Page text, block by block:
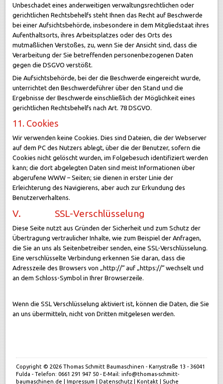
Unbeschadet eines anderweitigen verwaltungsrechtlichen oder
gerichtlichen Rechtsbehelfs steht Ihnen das Recht auf Beschwerde
bei einer Aufsichtsbehörde, insbesondere in dem Mitgliedstaat ihres
Aufenthaltsorts, ihres Arbeitsplatzes oder des Orts des
mutmaßlichen Verstoßes, zu, wenn Sie der Ansicht sind, dass die
Verarbeitung der Sie betreffenden personenbezogenen Daten
gegen die DSGVO verstößt.
Die Aufsichtsbehörde, bei der die Beschwerde eingereicht wurde,
unterrichtet den Beschwerdeführer über den Stand und die
Ergebnisse der Beschwerde einschließlich der Möglichkeit eines
gerichtlichen Rechtsbehelfs nach Art. 78 DSGVO.
11. Cookies
Wir verwenden keine Cookies. Dies sind Dateien, die der Webserver
auf dem PC des Nutzers ablegt, über die der Benutzer, sofern die
Cookies nicht gelöscht wurden, im Folgebesuch identifiziert werden
kann; die dort abgelegten Daten sind meist Informationen über
abgerufene WWW – Seiten; sie dienen in erster Linie der
Erleichterung des Navigierens, aber auch zur Erkundung des
Benutzerverhaltens.
V. SSL-Verschlüsselung
Diese Seite nutzt aus Gründen der Sicherheit und zum Schutz der
Übertragung vertraulicher Inhalte, wie zum Beispiel der Anfragen,
die Sie an uns als Seitenbetreiber senden, eine SSL-Verschlüsselung.
Eine verschlüsselte Verbindung erkennen Sie daran, dass die
Adresszeile des Browsers von „http://“ auf „https://“ wechselt und
an dem Schloss-Symbol in Ihrer Browserzeile.
Wenn die SSL Verschlüsselung aktiviert ist, können die Daten, die Sie
an uns übermitteln, nicht von Dritten mitgelesen werden.
Copyright © 2026 Thomas Schmitt Baumaschinen - Karrystraße 13 - 36041
Fulda - Telefon: 0661 291 947 50 - E-Mail: info@thomas-schmitt-
baumaschinen.de |
Impressum Datenschutz| Kontakt| Suche